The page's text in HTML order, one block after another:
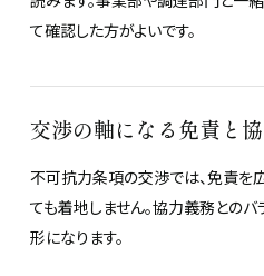
て確認した方がよいです。
交渉の軸になる免責と
不可抗力条項の交渉では、免責を
ても着地しません。協力義務との
形になります。